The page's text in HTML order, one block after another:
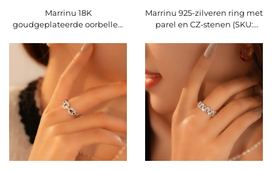
Marrinu 18K
goudgeplateerde oorbellen
hartvormige parel en kwastje
– lichtgewicht en elegante
statement-oorbellen met
hangende vorm
Marrinu 925-zilveren ring met
parel en CZ-stenen (SKU: